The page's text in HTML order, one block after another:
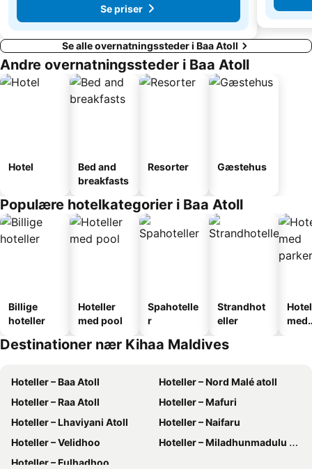
Se priser
Se alle overnatningssteder i Baa Atoll
Andre overnatningssteder i Baa Atoll
Hotel
Bed and
breakfasts
Resorter Gæstehus
Populære hotelkategorier i Baa Atoll
Billige
hoteller
Hoteller
med pool
Spahotelle
r
Strandhot
eller
med
Destinationer nær Kihaa Maldives
Hoteller – Baa Atoll
Hoteller – Nord Malé atoll
Hoteller – Raa Atoll
Hoteller – Mafuri
Hoteller – Lhaviyani Atoll
Hoteller – Naifaru
Hoteller – Velidhoo
Hoteller – Miladhunmadulu Atoll
Hoteller – Fulhadhoo